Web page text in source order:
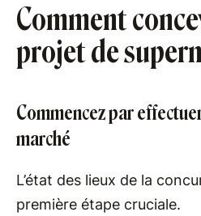
Comment
projet de
Commencez par
marché
L’état des lieux de la
première étape cruciale.